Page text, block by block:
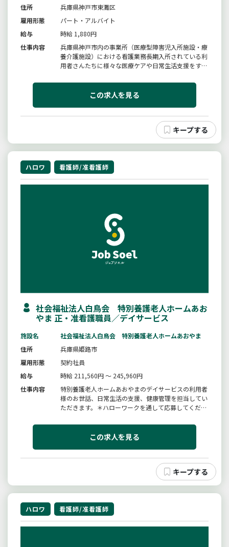
住所
兵庫県神戸市東灘区
雇用形態
パート・アルバイト
給与
時給 1,880円
仕事内容
兵庫県神戸市内の事業所（医療型障害児入所施設・療
養介護施設）における看護業務長期入所されている利
用者さんたちに様々な医療ケアや日常生活支援をする
ＰＥＧ、胃ろう管理、痰吸引等）・日常生活の援助
（食事介助、入浴介助）・各種委員会、教育、指導、
この求人を見る
ハロワ 看護師/准看護師
社会福祉法人白鳥会 特別養護老人ホームあお
やま 正・准看護職員／デイサービス
施設名
社会福祉法人白鳥会 特別養護老人ホームあおやま
住所
兵庫県姫路市
雇用形態
契約社員
給与
時給 211,560円 ～ 245,960円
仕事内容
特別養護老人ホームあおやまのデイサービスの利用者
様のお世話、日常生活の支援、健康管理を担当してい
ただきます。＊ハローワークを通して応募してくださ
この求人を見る
ハロワ 看護師/准看護師